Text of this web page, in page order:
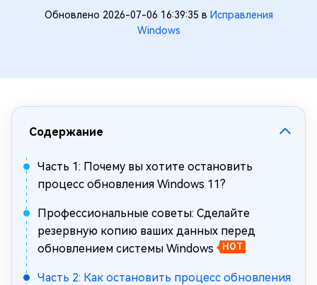
Обновлено 2026-07-06 16:39:35 в Исправления
Windows
Содержание
Часть 1: Почему вы хотите остановить
процесс обновления Windows 11?
Профессиональные советы: Сделайте
резервную копию ваших данных перед
обновлением системы Windows
HOT
Часть 2: Как остановить процесс обновления